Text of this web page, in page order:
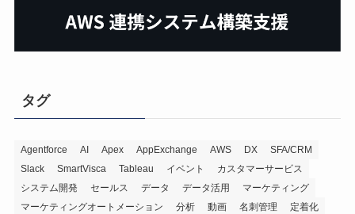
タグ
Agentforce AI Apex AppExchange AWS DX
SFA/CRM
Slack
SmartVisca Tableau イベント
カスタマーサービス
システム開発
セールス データ データ活用
マーケティング
マーケティングオートメーション
分析 動画 名刺管理
定着化